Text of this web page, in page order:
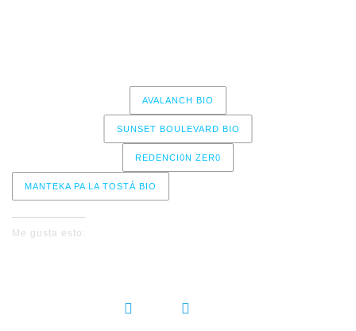
AVALANCH BIO
SUNSET BOULEVARD BIO
REDENCI0N ZER0
MANTEKA PA LA TOSTÁ BIO
Me gusta esto: